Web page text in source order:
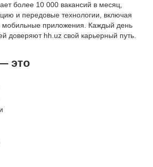
более 10 000 вакансий в месяц,
и передовые технологии, включая
приложения. Каждый день
доверяют hh.uz свой карьерный путь.
это